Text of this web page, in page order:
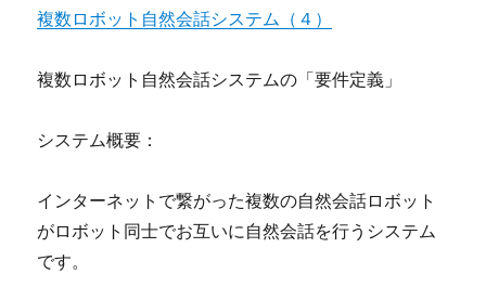
複数ロボット自然会話システム（４）
複数ロボット自然会話システムの「要件定義」
システム概要：
インターネットで繋がった複数の自然会話ロボット
がロボット同士でお互いに自然会話を行うシステム
です。